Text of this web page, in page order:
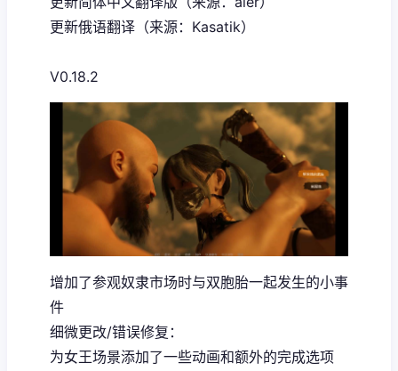
更新俄语翻译（来源：Kasatik）
V0.18.2
增加了参观奴隶市场时与双胞胎一起发生的小事
件
细微更改/错误修复：
为女王场景添加了一些动画和额外的完成选项